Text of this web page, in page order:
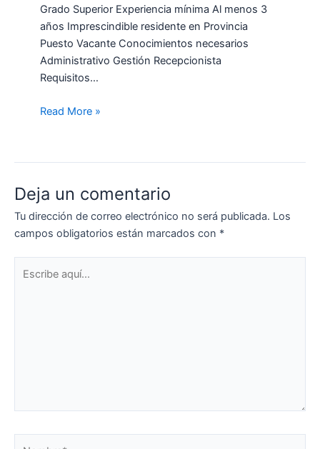
Grado Superior Experiencia mínima Al menos 3
años Imprescindible residente en Provincia
Puesto Vacante Conocimientos necesarios
Administrativo Gestión Recepcionista
Requisitos…
Read More »
Deja un comentario
Tu dirección de correo electrónico no será publicada. Los
campos obligatorios están marcados con *